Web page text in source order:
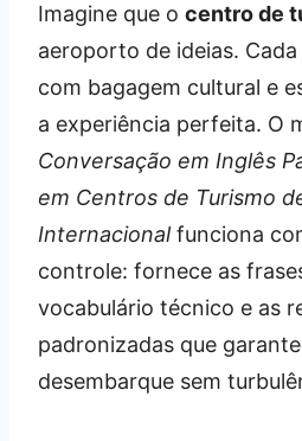
Imagine que o centro de
aeroporto de ideias.
com bagagem cultural e
a experiência perfeita. O
Conversação em Inglês
em Centros de Turismo
Internacionalfunciona
controle: fornece as
vocabulário técnico e as
padronizadas que
desembarque sem